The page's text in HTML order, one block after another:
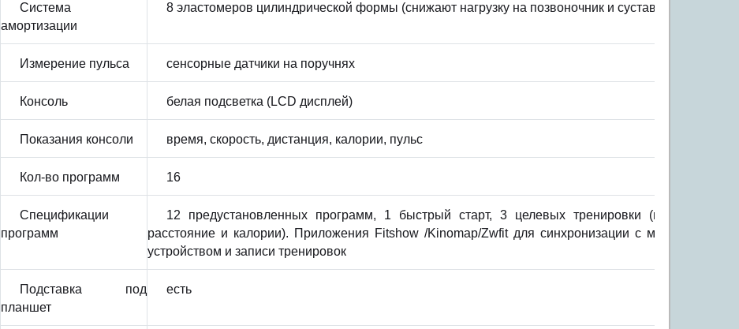
Система
амортизации
8 эластомеров цилиндрической формы (снижают нагрузку на позвоночник и суставы)
Измерение пульса сенсорные датчики на поручнях
Консоль белая подсветка (LCD дисплей)
Показания консоли время, скорость, дистанция, калории, пульс
Кол-во программ 16
Спецификации
программ
12 предустановленных программ, 1 быстрый старт, 3 целевых тренировки (на время,
расстояние и калории). Приложения Fitshow /Kinomap/Zwfit для синхронизации с мобильным
устройством и записи тренировок
Подставка под
планшет
есть